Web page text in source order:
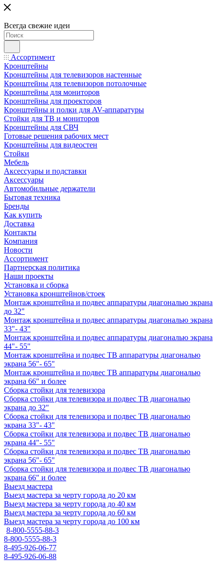
Всегда свежие идеи
Ассортимент
Кронштейны
Кронштейны для телевизоров настенные
Кронштейны для телевизоров потолочные
Кронштейны для мониторов
Кронштейны для проекторов
Кронштейны и полки для AV-аппаратуры
Стойки для ТВ и мониторов
Кронштейны для СВЧ
Готовые решения рабочих мест
Кронштейны для видеостен
Стойки
Мебель
Аксессуары и подставки
Аксессуары
Автомобильные держатели
Бытовая техника
Бренды
Как купить
Доставка
Контакты
Компания
Новости
Ассортимент
Партнерская политика
Наши проекты
Установка и сборка
Установка кронштейнов/стоек
Монтаж кронштейна и подвес аппаратуры диагональю экрана
до 32"
Монтаж кронштейна и подвес аппаратуры диагональю экрана
33"- 43"
Монтаж кронштейна и подвес аппаратуры диагональю экрана
44"- 55"
Монтаж кронштейна и подвес ТВ аппаратуры диагональю
экрана 56"- 65"
Монтаж кронштейна и подвес ТВ аппаратуры диагональю
экрана 66" и более
Сборка стойки для телевизора
Сборка стойки для телевизора и подвес ТВ диагональю
экрана до 32"
Сборка стойки для телевизора и подвес ТВ диагональю
экрана 33"- 43"
Сборка стойки для телевизора и подвес ТВ диагональю
экрана 44"- 55"
Сборка стойки для телевизора и подвес ТВ диагональю
экрана 56"- 65"
Сборка стойки для телевизора и подвес ТВ диагональю
экрана 66" и более
Выезд мастера
Выезд мастера за черту города до 20 км
Выезд мастера за черту города до 40 км
Выезд мастера за черту города до 60 км
Выезд мастера за черту города до 100 км
8-800-5555-88-3
8-800-5555-88-3
8-495-926-06-77
8-495-926-06-88